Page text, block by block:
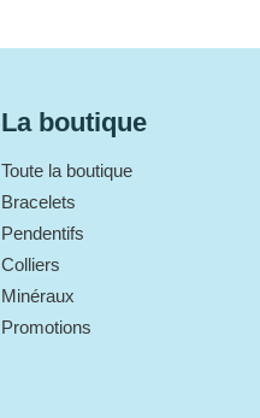
La boutique
Toute la boutique
Bracelets
Pendentifs
Colliers
Minéraux
Promotions